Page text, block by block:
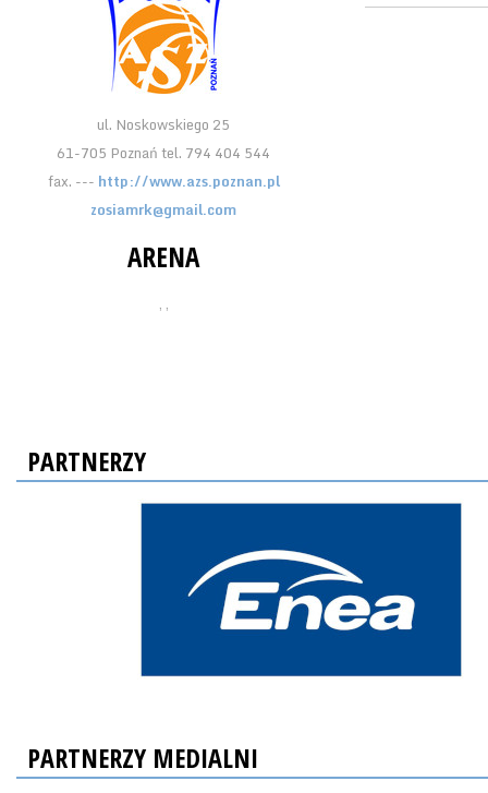
ul. Noskowskiego 25
61-705 Poznań tel. 794 404 544
fax. --- http://www.azs.poznan.pl
zosiamrk@gmail.com
ARENA
, ,
PARTNERZY
PARTNERZY MEDIALNI